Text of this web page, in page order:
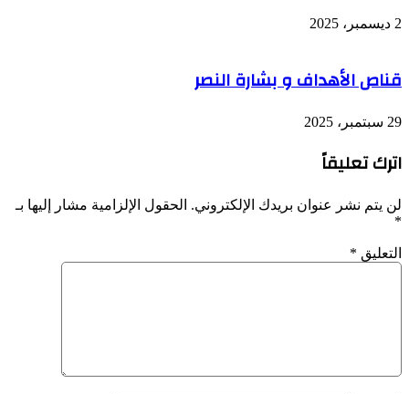
2 ديسمبر، 2025
قناص الأهداف و بشارة النصر
29 سبتمبر، 2025
اترك تعليقاً
لن يتم نشر عنوان بريدك الإلكتروني. الحقول الإلزامية مشار إليها بـ
*
التعليق *